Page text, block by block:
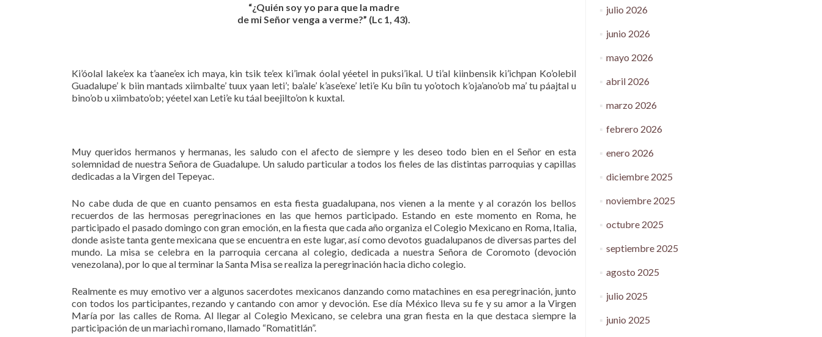
“¿Quién soy yo para que la madre
de mi Señor venga a verme?” (Lc 1, 43).
Ki’óolal lake’ex ka t’aane’ex ich maya, kin tsik te’ex ki’imak óolal yéetel in puksi’ikal. U ti’al kiinbensik ki’ichpan Ko’olebil
Guadalupe’ k biin mantads xiimbalte’ tuux yaan leti’; ba’ale’ k’ase’exe’ leti’e Ku bíin tu yo’otoch k’oja’ano’ob ma’ tu páajtal u
bino’ob u xiimbato’ob; yéetel xan Leti’e ku táal beejilto’on k kuxtal.
Muy queridos hermanos y hermanas, les saludo con el afecto de siempre y les deseo todo bien en el Señor en esta
solemnidad de nuestra Señora de Guadalupe. Un saludo particular a todos los fieles de las distintas parroquias y capillas
dedicadas a la Virgen del Tepeyac.
No cabe duda de que en cuanto pensamos en esta fiesta guadalupana, nos vienen a la mente y al corazón los bellos
recuerdos de las hermosas peregrinaciones en las que hemos participado. Estando en este momento en Roma, he
participado el pasado domingo con gran emoción, en la fiesta que cada año organiza el Colegio Mexicano en Roma, Italia,
donde asiste tanta gente mexicana que se encuentra en este lugar, así como devotos guadalupanos de diversas partes del
mundo. La misa se celebra en la parroquia cercana al colegio, dedicada a nuestra Señora de Coromoto (devoción
venezolana), por lo que al terminar la Santa Misa se realiza la peregrinación hacia dicho colegio.
Realmente es muy emotivo ver a algunos sacerdotes mexicanos danzando como matachines en esa peregrinación, junto
con todos los participantes, rezando y cantando con amor y devoción. Ese día México lleva su fe y su amor a la Virgen
María por las calles de Roma. Al llegar al Colegio Mexicano, se celebra una gran fiesta en la que destaca siempre la
participación de un mariachi romano, llamado “Romatitlán”.
julio 2026
junio 2026
mayo 2026
abril 2026
marzo 2026
febrero 2026
enero 2026
diciembre 2025
noviembre 2025
octubre 2025
septiembre 2025
agosto 2025
julio 2025
junio 2025